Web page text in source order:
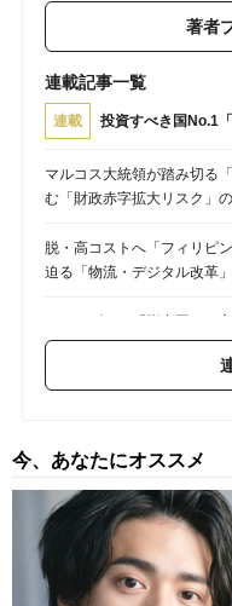
著者
連載記事一覧
連載 投資すべき国No.1
マルコス大統領が踏み切る
む「財政赤字拡大リスク」
脱・高コストへ「フィリピ
迫る「物流・デジタル改革
「逆転」のシナリオ2026/
成長率3.9％に下方修正…「
電気代高騰と汚職の二重苦
主役候補」フィリピンが直
今、あなたにオススメ